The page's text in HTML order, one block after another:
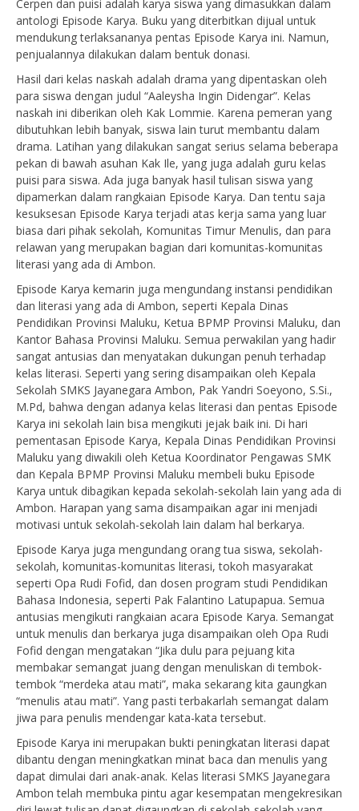
Cerpen dan puisi adalah karya siswa yang dimasukkan dalam
antologi Episode Karya. Buku yang diterbitkan dijual untuk
mendukung terlaksananya pentas Episode Karya ini. Namun,
penjualannya dilakukan dalam bentuk donasi.
Hasil dari kelas naskah adalah drama yang dipentaskan oleh
para siswa dengan judul “Aaleysha Ingin Didengar”. Kelas
naskah ini diberikan oleh Kak Lommie. Karena pemeran yang
dibutuhkan lebih banyak, siswa lain turut membantu dalam
drama. Latihan yang dilakukan sangat serius selama beberapa
pekan di bawah asuhan Kak Ile, yang juga adalah guru kelas
puisi para siswa. Ada juga banyak hasil tulisan siswa yang
dipamerkan dalam rangkaian Episode Karya. Dan tentu saja
kesuksesan Episode Karya terjadi atas kerja sama yang luar
biasa dari pihak sekolah, Komunitas Timur Menulis, dan para
relawan yang merupakan bagian dari komunitas-komunitas
literasi yang ada di Ambon.
Episode Karya kemarin juga mengundang instansi pendidikan
dan literasi yang ada di Ambon, seperti Kepala Dinas
Pendidikan Provinsi Maluku, Ketua BPMP Provinsi Maluku, dan
Kantor Bahasa Provinsi Maluku. Semua perwakilan yang hadir
sangat antusias dan menyatakan dukungan penuh terhadap
kelas literasi. Seperti yang sering disampaikan oleh Kepala
Sekolah SMKS Jayanegara Ambon, Pak Yandri Soeyono, S.Si.,
M.Pd, bahwa dengan adanya kelas literasi dan pentas Episode
Karya ini sekolah lain bisa mengikuti jejak baik ini. Di hari
pementasan Episode Karya, Kepala Dinas Pendidikan Provinsi
Maluku yang diwakili oleh Ketua Koordinator Pengawas SMK
dan Kepala BPMP Provinsi Maluku membeli buku Episode
Karya untuk dibagikan kepada sekolah-sekolah lain yang ada di
Ambon. Harapan yang sama disampaikan agar ini menjadi
motivasi untuk sekolah-sekolah lain dalam hal berkarya.
Episode Karya juga mengundang orang tua siswa, sekolah-
sekolah, komunitas-komunitas literasi, tokoh masyarakat
seperti Opa Rudi Fofid, dan dosen program studi Pendidikan
Bahasa Indonesia, seperti Pak Falantino Latupapua. Semua
antusias mengikuti rangkaian acara Episode Karya. Semangat
untuk menulis dan berkarya juga disampaikan oleh Opa Rudi
Fofid dengan mengatakan “Jika dulu para pejuang kita
membakar semangat juang dengan menuliskan di tembok-
tembok “merdeka atau mati”, maka sekarang kita gaungkan
“menulis atau mati”. Yang pasti terbakarlah semangat dalam
jiwa para penulis mendengar kata-kata tersebut.
Episode Karya ini merupakan bukti peningkatan literasi dapat
dibantu dengan meningkatkan minat baca dan menulis yang
dapat dimulai dari anak-anak. Kelas literasi SMKS Jayanegara
Ambon telah membuka pintu agar kesempatan mengekresikan